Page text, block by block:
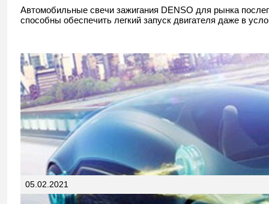
Автомобильные свечи зажигания DENSO для рынка
способны обеспечить легкий запуск двигателя даже в
05.02.2021